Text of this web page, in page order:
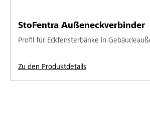
StoFentra Außeneckverbinder
Profil für Eckfensterbänke in
Zu den Produktdetails